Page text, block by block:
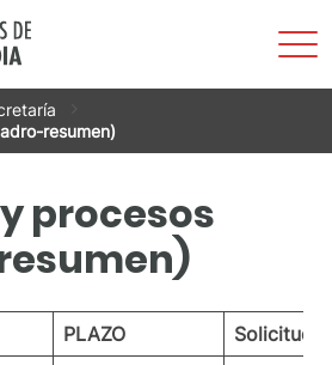
resumen)
procesos
PLAZO Solicitud